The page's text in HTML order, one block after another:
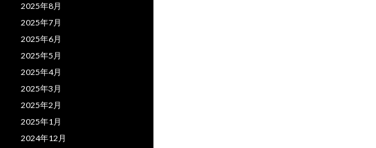
2025年8月
2025年7月
2025年6月
2025年5月
2025年4月
2025年3月
2025年2月
2025年1月
2024年12月